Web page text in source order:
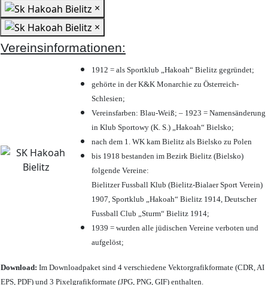
×
×
Vereinsinformationen:
1912 = als Sportklub „Hakoah“ Bielitz gegründet;
gehörte in der K&K Monarchie zu Österreich-
Schlesien;
Vereinsfarben: Blau-Weiß; – 1923 = Namensänderung
in Klub Sportowy (K. S.) „Hakoah“ Bielsko;
nach dem 1. WK kam Bielitz als Bielsko zu Polen
bis 1918 bestanden im Bezirk Bielitz (Bielsko)
folgende Vereine:
Bielitzer Fussball Klub (Bielitz-Bialaer Sport Verein)
1907, Sportklub „Hakoah“ Bielitz 1914, Deutscher
Fussball Club „Sturm“ Bielitz 1914;
1939 = wurden alle jüdischen Vereine verboten und
aufgelöst;
Download: Im Downloadpaket sind 4 verschiedene Vektorgrafikformate (CDR, AI
EPS, PDF) und 3 Pixelgrafikformate (JPG, PNG, GIF) enthalten.